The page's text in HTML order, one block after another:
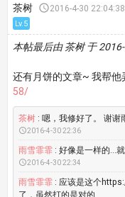
茶树 2016-4-30 22:04:38
Lv.5
本帖最后由 茶树 于
还有月饼的文章~ 我帮他
58/
茶树: 嗯，我修好了。 谢谢
2016-4-30 22:36
雨雪霏霏: 好像是一样的...
2016-4-30 22:34
雨雪霏霏: 应该是这个
了，虽然打的是对的